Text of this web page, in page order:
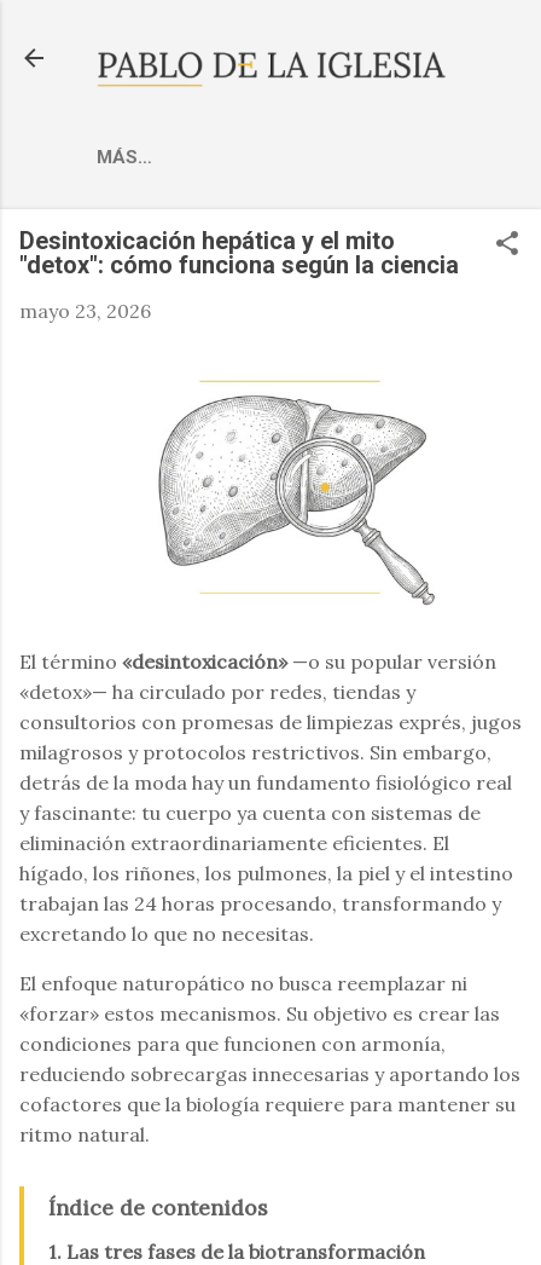
MÁS…
Desintoxicación hepática y el mito
"detox": cómo funciona según la ciencia
mayo 23, 2026
El término «desintoxicación»—o su popular versión
«detox»— ha circulado por redes, tiendas y
consultorios con promesas de limpiezas exprés, jugos
milagrosos y protocolos restrictivos. Sin embargo,
detrás de la moda hay un fundamento fisiológico real
y fascinante: tu cuerpo ya cuenta con sistemas de
eliminación extraordinariamente eficientes. El
hígado, los riñones, los pulmones, la piel y el intestino
trabajan las 24 horas procesando, transformando y
excretando lo que no necesitas.
El enfoque naturopático no busca reemplazar ni
«forzar» estos mecanismos. Su objetivo es crear las
condiciones para que funcionen con armonía,
reduciendo sobrecargas innecesarias y aportando los
cofactores que la biología requiere para mantener su
ritmo natural.
Índice de contenidos
1. Las tres fases de la biotransformación